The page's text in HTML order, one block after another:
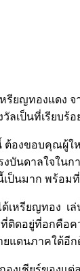
รียญทองแดง
เป็นที่เรียบร้
ต้องขอบคุณ
นดาลใจในก
เป็นมาก พร้
เหรียญทอง
ดอยู่ที่อกคือค
ยแดนภาคใต้อีก